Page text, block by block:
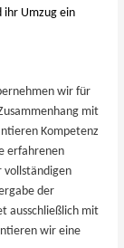
ihr Umzug ein
wir für
mit
Kompetenz
erfahrenen
vollständigen
der
ausschließlich mit
wir eine